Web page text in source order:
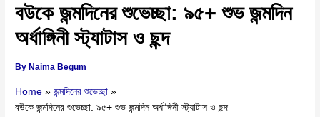
বউকে জন্মদিনের শুভেচ্ছা: ৯৫+ শুভ জন্মদিন
অর্ধাঙ্গিনী স্ট্যাটাস ও ছন্দ
ByNaima Begum
Home
জন্মদিনের শুভেচ্ছা
বউকে জন্মদিনের শুভেচ্ছা: ৯৫+ শুভ জন্মদিন অর্ধাঙ্গিনী স্ট্যাটাস ও ছন্দ